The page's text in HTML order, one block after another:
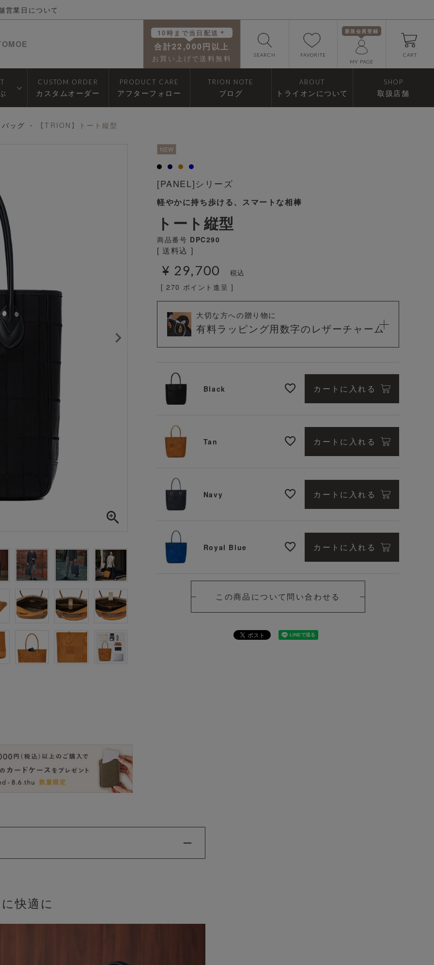
営業日について
10時まで当日配送＊
合計22,000円以上
お買い上げで送料無料 SEARCH FAVORITE
新規会員登録
MY PAGE
CART
CUSTOM ORDER
カスタムオーダー
PRODUCT CARE
アフターフォロー
TRION NOTE
ブログ
ABOUT
トライオンについて
SHOP
取扱店舗
ッグ 【TRION】トート縦型
NEW
[PANEL]シリーズ
軽やかに持ち歩ける、スマートな相棒
トート縦型
商品番号 DPC290
送料込
¥ 29,700
税込
[ 270 ポイント進呈 ]
大切な方への贈り物に
有料ラッピング用数字のレザーチャーム
Black カートに入れる
Tan カートに入れる
Navy カートに入れる
Royal Blue カートに入れる
この商品について問い合わせる
快適に